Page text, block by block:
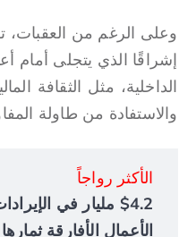
وعلى الرغم من العقبات،
إشراقًا الذي يتجلى أمام
الداخلية، مثل الثقافة
والاستفادة من طاولة
الأكثر رواجاً
الأعمال الأفارقة ثمارها